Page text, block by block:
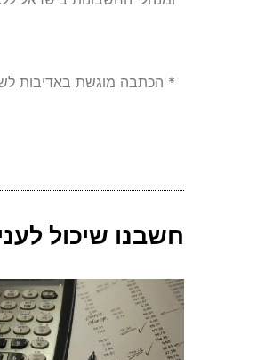
* הכתבה מוגשת באדיבות
חשבנו שיכול